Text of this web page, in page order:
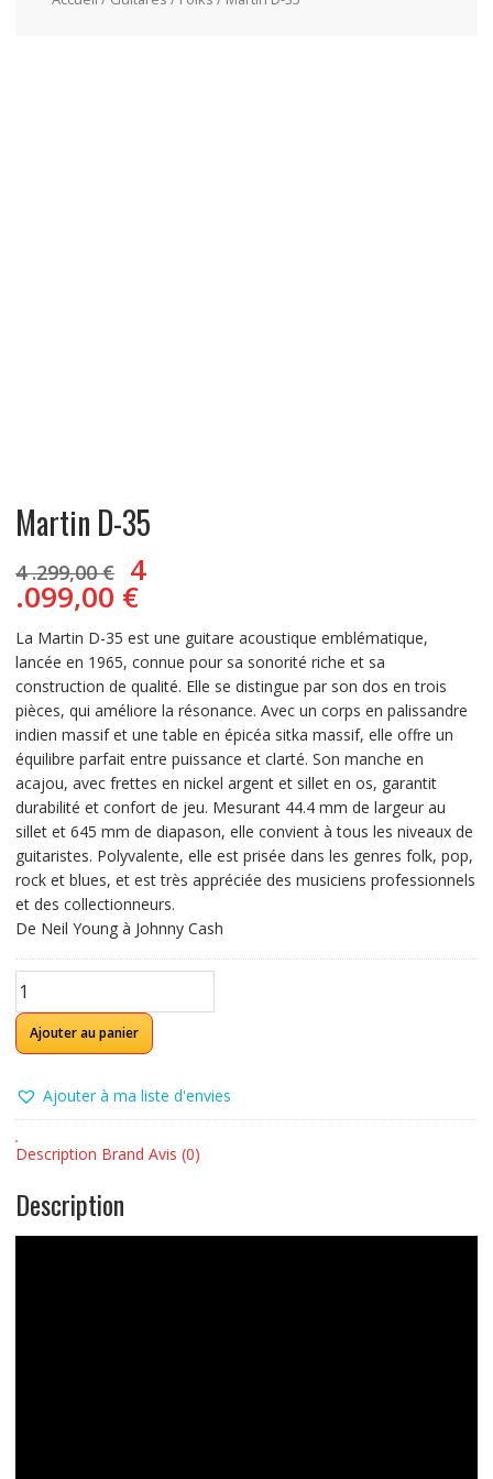
Martin D-35
4 .299,00€ Le
prix
initial
était :
4
.299,00 €.
4
.099,00 €Le
prix
actuel
est :
4
.099,00 €.
La Martin D-35 est une guitare acoustique emblématique,
lancée en 1965, connue pour sa sonorité riche et sa
construction de qualité. Elle se distingue par son dos en trois
pièces, qui améliore la résonance. Avec un corps en palissandre
indien massif et une table en épicéa sitka massif, elle offre un
équilibre parfait entre puissance et clarté. Son manche en
acajou, avec frettes en nickel argent et sillet en os, garantit
durabilité et confort de jeu. Mesurant 44.4 mm de largeur au
sillet et 645 mm de diapason, elle convient à tous les niveaux de
guitaristes. Polyvalente, elle est prisée dans les genres folk, pop,
rock et blues, et est très appréciée des musiciens professionnels
et des collectionneurs.
De Neil Young à Johnny Cash
quantité
de
Martin
D-
Ajouter au panier
Ajouter à ma liste d'envies
Description Brand Avis (0)
Description